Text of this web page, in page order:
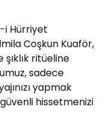
i Hürriyet
Coşkun Kuaför,
ritüeline
sadece
yapmak
hissetmenizi